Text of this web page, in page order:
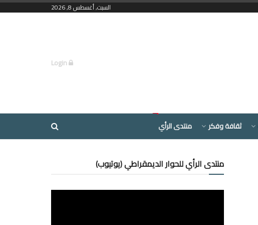
السبت, أغسطس 8, 2026
ثقافة وفكر منتدى الرأي
منتدى الرأي للحوار الديمقراطي (يوتيوب)